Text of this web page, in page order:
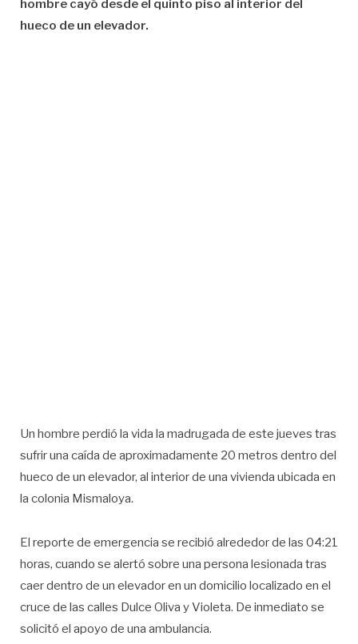
hombre cayó desde el quinto piso al interior del
hueco de un elevador.
Un hombre perdió la vida la madrugada de este jueves tras
sufrir una caída de aproximadamente 20 metros dentro del
hueco de un elevador, al interior de una vivienda ubicada en
la colonia Mismaloya.
El reporte de emergencia se recibió alrededor de las 04:21
horas, cuando se alertó sobre una persona lesionada tras
caer dentro de un elevador en un domicilio localizado en el
cruce de las calles Dulce Oliva y Violeta. De inmediato se
solicitó el apoyo de una ambulancia.